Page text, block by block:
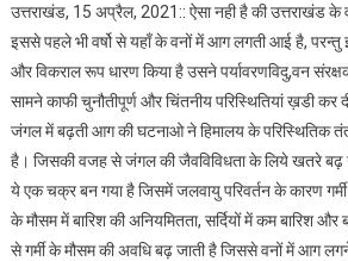
उत्तराखंड, 15 अप्रैल, 2021:: ऐसा नही है की उत्तराखंड के
इससे पहले भी वर्षो से यहाँ के वनों में आग लगती आई है,
और विकराल रूप धारण किया है उसने पर्यावरणविदु,वन
सामने काफी चुनौतीपूर्ण और चिंतनीय परिस्थितियां ख़डी कर
जंगल में बढ़ती आग की घटनाओ ने हिमालय के परिस्थितिक
है। जिसकी वजह से जंगल की जैवविविधता के लिये खतरे बढ़
ये एक चक्र बन गया है जिसमें जलवायु परिवर्तन के कारण गर्मी
के मौसम में बारिश की अनियमितता, सर्दियों में कम बारिश और
से गर्मी के मौसम की अवधि बढ़ जाती है जिससे वनों में आग